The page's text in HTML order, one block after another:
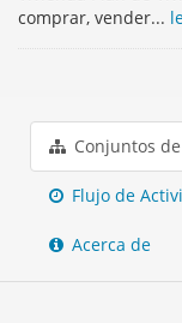
comprar, vender...
Conjuntos
Flujo de
Acerca de